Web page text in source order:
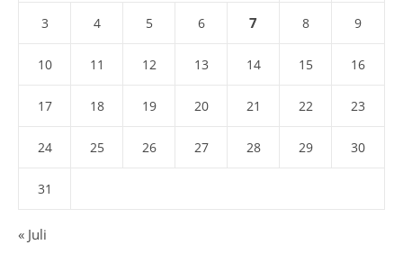
3 4 5 6 7 8 9
10 11 12 13 14 15 16
17 18 19 20 21 22 23
24 25 26 27 28 29 30
31
« Juli